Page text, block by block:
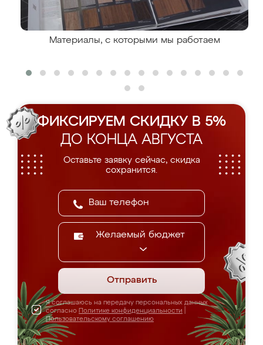
Материалы, с которыми мы работаем
ФИКСИРУЕМ СКИДКУ В 5%
ДО КОНЦА АВГУСТА
Оставьте заявку сейчас, скидка
сохранится.
Желаемый бюджет
Отправить
Я соглашаюсь на передачу персональных данных
согласно Политике конфиденциальности
Пользовательскому соглашению